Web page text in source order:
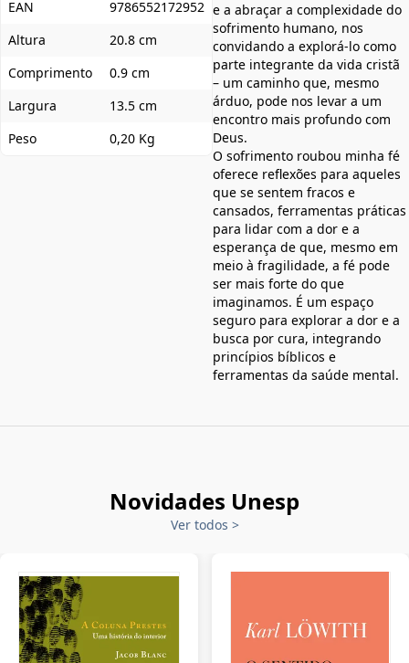
EAN
9786552172952
Altura
20.8 cm
Comprimento
0.9 cm
Largura
13.5 cm
Peso
0,20 Kg
e a abraçar a complexidade do
sofrimento humano, nos
convidando a explorá-lo como
parte integrante da vida cristã
– um caminho que, mesmo
árduo, pode nos levar a um
encontro mais profundo com
Deus.
O sofrimento roubou minha fé
oferece reflexões para aqueles
que se sentem fracos e
cansados, ferramentas práticas
para lidar com a dor e a
esperança de que, mesmo em
meio à fragilidade, a fé pode
ser mais forte do que
imaginamos. É um espaço
seguro para explorar a dor e a
busca por cura, integrando
princípios bíblicos e
ferramentas da saúde mental.
Novidades Unesp
Ver todos >